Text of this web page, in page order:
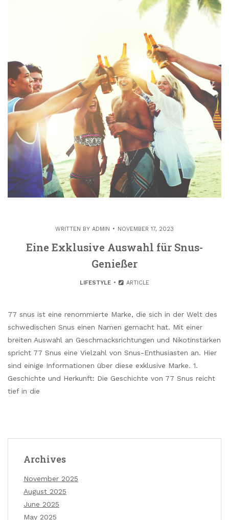
WRITTEN BY ADMIN NOVEMBER 17, 2023
Eine Exklusive Auswahl für Snus-
Genießer
LIFESTYLE ARTICLE
77 snus ist eine renommierte Marke, die sich in der Welt des
schwedischen Snus einen Namen gemacht hat. Mit einer
breiten Auswahl an Geschmacksrichtungen und Nikotinstärken
spricht 77 Snus eine Vielzahl von Snus-Enthusiasten an. Hier
sind einige Informationen über diese exklusive Marke. 1.
Geschichte und Herkunft: Die Geschichte von 77 Snus reicht
tief in die
Archives
November 2025
August 2025
June 2025
May 2025